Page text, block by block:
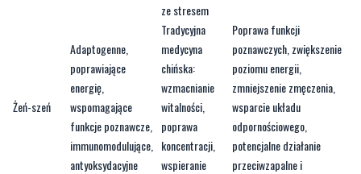
ze stresem
Żeń-szeń
Adaptogenne,
poprawiające
energię,
wspomagające
funkcje poznawcze,
immunomodulujące,
antyoksydacyjne
Tradycyjna
medycyna
chińska:
wzmacnianie
witalności,
poprawa
koncentracji,
wspieranie
Poprawa funkcji
poznawczych, zwiększenie
poziomu energii,
zmniejszenie zmęczenia,
wsparcie układu
odpornościowego,
potencjalne działanie
przeciwzapalne i